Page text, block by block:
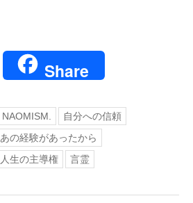
Line Share
NAOMISM.
自分への信頼
あの経験があったから
人生の主導権 言霊